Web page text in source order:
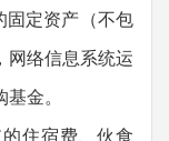
固定资产（不包
网络信息系统运
金。
住宿费、伙食